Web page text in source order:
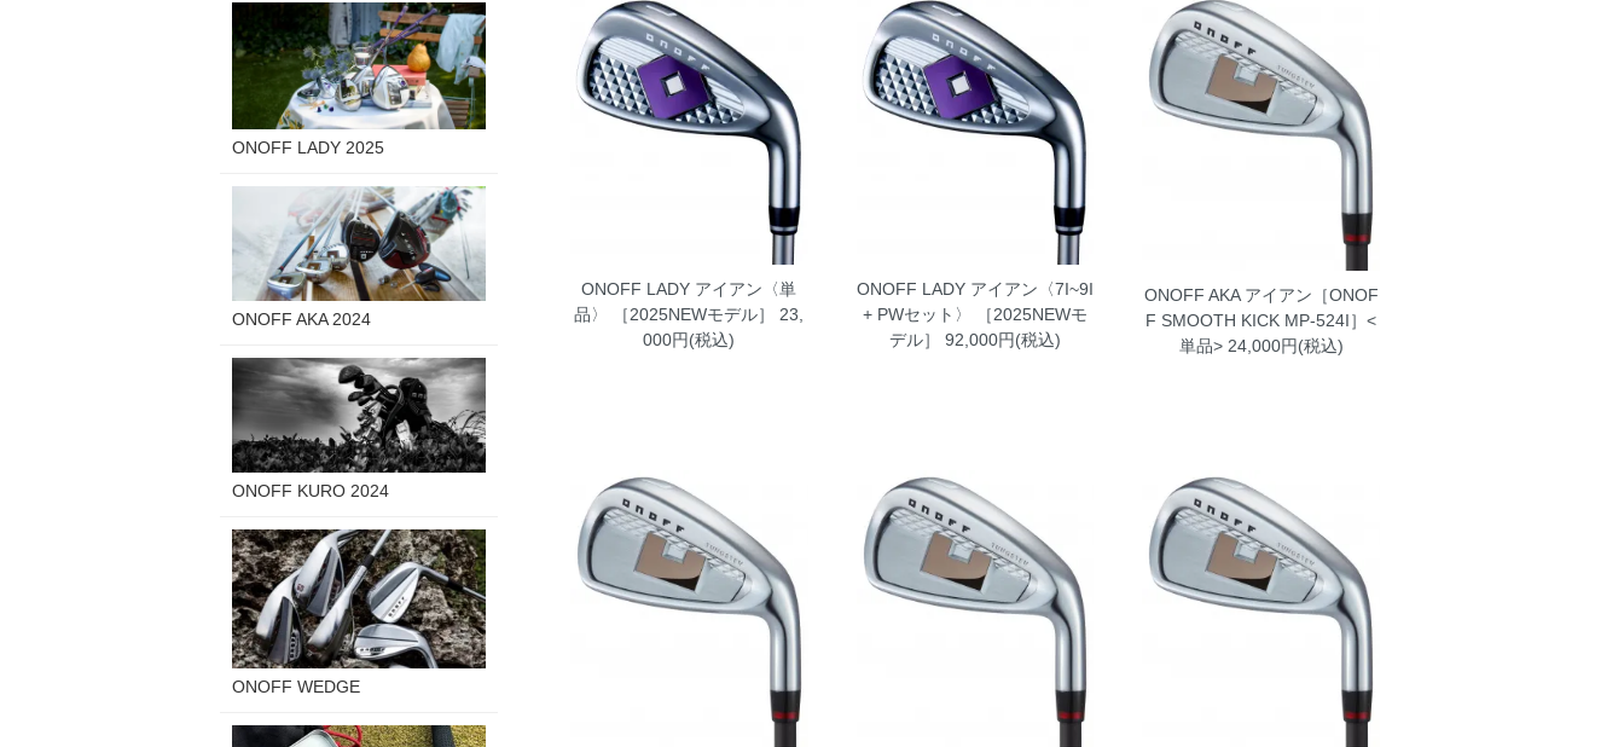
ONOFF LADY アイアン〈単
品〉 ［2025NEWモデル］
23,
000円(税込)
ONOFF LADY アイアン〈7I~9I
+ PWセット〉 ［2025NEWモ
デル］
92,000円(税込)
ONOFF AKA アイアン［ONOF
F SMOOTH KICK MP-524I］<
単品> 24,000円(税込)
ONOFF LADY 2025
ONOFF AKA 2024
ONOFF KURO 2024
ONOFF WEDGE